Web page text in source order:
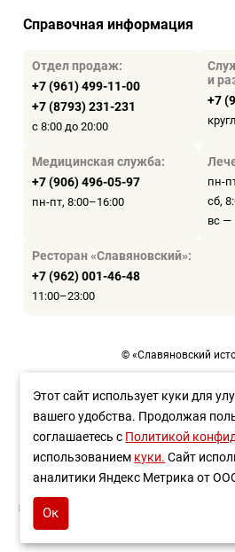
Справочная информация
Отдел продаж:
+7 (961) 499-11-00
+7 (8793) 231-231
с 8:00 до 20:00
и
+7
Медицинская служба:
+7 (906) 496-05-97
пн-пт, 8:00–16:00
пн-
сб,
вс —
Ресторан «Славяновский»:
+7 (962) 001-46-48
11:00–23:00
© «Славяновский
Политика
Разработка сайта —
ИМЕЮТСЯ ПРОТИВОПОКАЗАНИЯ
Этот сайт использует куки для
вашего удобства. Продолжая
соглашаетесь с Политикой
использованием куки. Сайт
аналитики Яндекс Метрика от
Ок